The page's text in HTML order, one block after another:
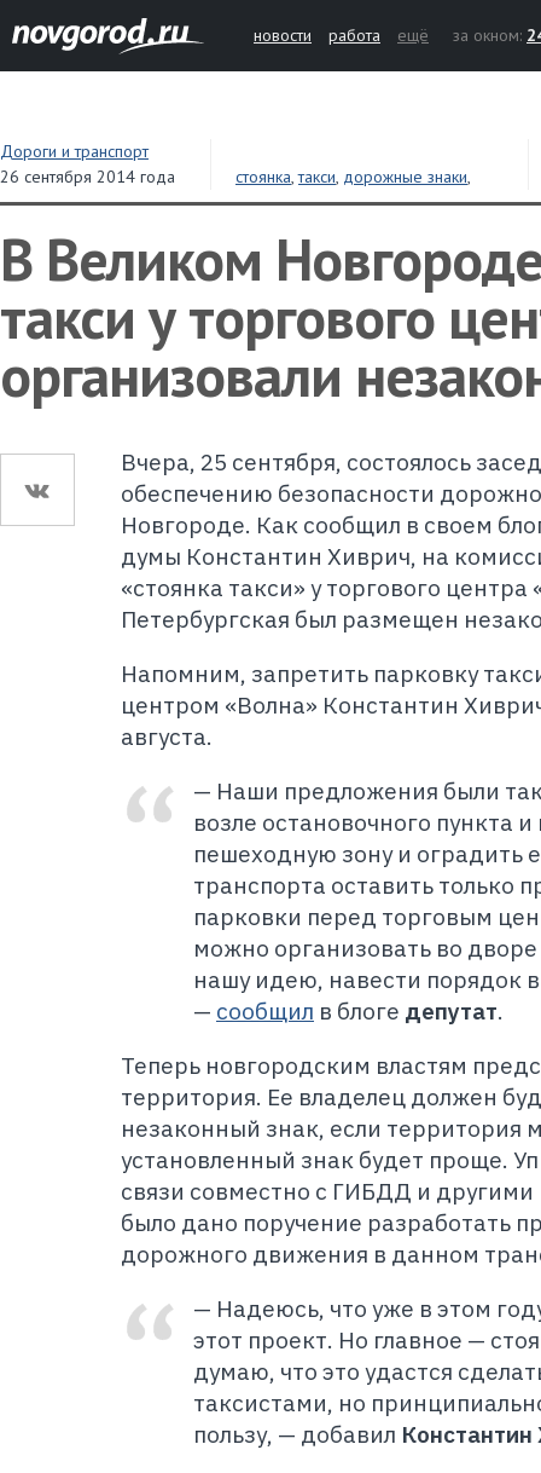
новости работа ещё за окном:
Дороги и транспорт
26 сентября 2014 года
стоянка,такси, дорожные знаки,
безопасность,Великий Новгород
В Великом
такси у торгового
организовали
Вчера, 25 сентября, состоялось
обеспечению безопасности
Новгороде. Как сообщил в своем
думы Константин Хиврич, на
«стоянка такси» у торгового
Петербургская был размещен
Напомним, запретить парковку
центром «Волна» Константин
августа.
— Наши предложения были
возле остановочного пункта
пешеходную зону и оградить
транспорта оставить только
парковки перед торговым
можно организовать во
нашу идею, навести порядок
— сообщил в блоге депутат.
Теперь новгородским властям
территория. Ее владелец должен
незаконный знак, если территория
установленный знак будет проще.
связи совместно с ГИБДД и
было дано поручение разработать
дорожного движения в данном
— Надеюсь, что уже в этом
этот проект. Но главное —
думаю, что это удастся
таксистами, но
пользу, — добавил Константин